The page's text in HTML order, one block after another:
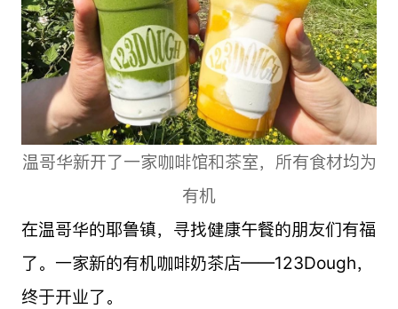
温哥华新开了一家咖啡馆和茶室，所有食材均为
有机
在温哥华的耶鲁镇，寻找健康午餐的朋友们有福
了。一家新的有机咖啡奶茶店——123Dough，
终于开业了。